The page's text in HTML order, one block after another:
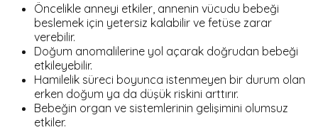
Öncelikle anneyi etkiler, annenin vücudu bebeği
beslemek için yetersiz kalabilir ve fetüse zarar
verebilir.
Doğum anomalilerine yol açarak doğrudan bebeği
etkileyebilir.
Hamilelik süreci boyunca istenmeyen bir durum olan
erken doğum ya da düşük riskini arttırır.
Bebeğin organ ve sistemlerinin gelişimini olumsuz
etkiler.